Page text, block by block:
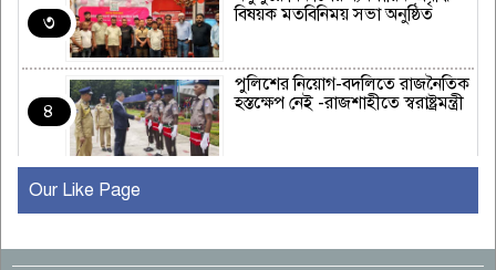
৩
বিষয়ক মতবিনিময় সভা অনুষ্ঠিত
৪
পুলিশের নিয়োগ-বদলিতে রাজনৈতিক
হস্তক্ষেপ নেই -রাজশাহীতে স্বরাষ্ট্রমন্ত্রী
৫
বছর পূর্তি উদযাপন
Our Like Page